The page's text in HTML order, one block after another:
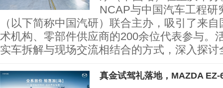
NCAP与中国汽车工程研
（以下简称中国汽研）联合主办，吸引了来
术机构、零部件供应商的200余位代表参与。
实车拆解与现场交流相结合的方式，深入探讨
真金试驾礼落地，MAZDA EZ-